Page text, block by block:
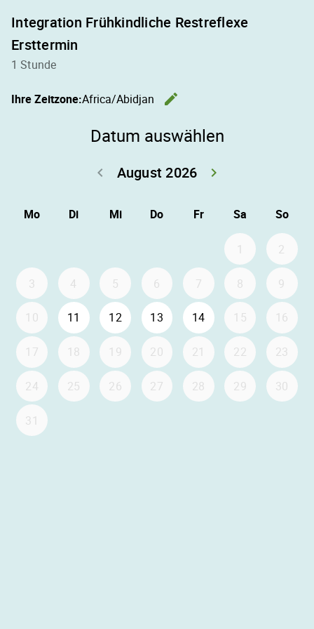
Integration Frühkindliche Restreflexe
Ersttermin
1 Stunde
Ihre Zeitzone:Africa/Abidjan
edit
Datum auswählen
August 2026
keyboard_arrow_left
keyboard_arrow_right
Mo Di Mi Do Fr Sa So
1 2
3 4 5 6 7 8 9
10 11 12 13 14 15 16
17 18 19 20 21 22 23
24 25 26 27 28 29 30
31